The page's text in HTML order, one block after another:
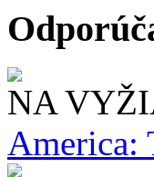
NA
America: